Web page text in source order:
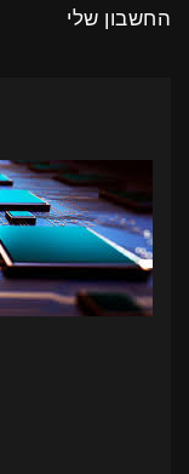
החשבון שלי